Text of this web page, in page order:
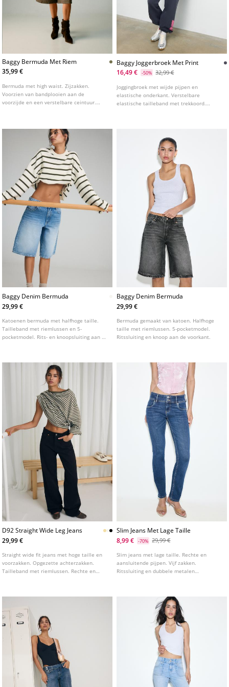
Baggy Bermuda Met Riem
35,99 €
Bermuda met high waist. Zijzakken.
Voorzien van bandplooien aan de
voorzijde en een verstelbare ceintuur.
Baggy Joggerbroek Met Print
16,49 €
-50% 32,99 €
Joggingbroek met wijde pijpen en
elastische onderkant. Verstelbare
elastische tailleband met trekkoord.
Baggy Denim Bermuda
29,99 €
Katoenen bermuda met halfhoge taille.
Tailleband met riemlussen en 5-
pocketmodel. Rits- en knoopsluiting aan de
Baggy Denim Bermuda
29,99 €
Bermuda gemaakt van katoen. Halfhoge
taille met riemlussen. 5-pocketmodel.
Ritssluiting en knoop aan de voorkant.
D92 Straight Wide Leg Jeans
29,99 €
Straight wide fit jeans met hoge taille en
voorzakken. Opgezette achterzakken.
Tailleband met riemlussen. Rechte en
verschillende kleuren.
Slim Jeans Met Lage Taille
8,99 €
-70% 29,99 €
Slim jeans met lage taille. Rechte en
aansluitende pijpen. Vijf zakken.
Ritssluiting en dubbele metalen